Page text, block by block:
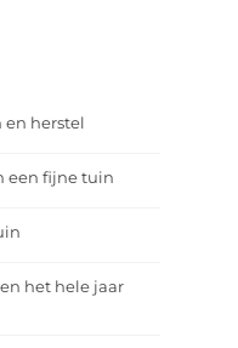
en herstel
een fijne tuin
het hele jaar